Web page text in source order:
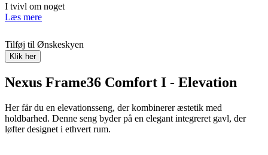
I tvivl om noget
Læs mere
Tilføj til Ønskeskyen
Klik her
Nexus Frame36 Comfort I - Elevation
Her får du en elevationsseng, der kombinerer æstetik med
holdbarhed. Denne seng byder på en elegant integreret gavl, der
løfter designet i ethvert rum.